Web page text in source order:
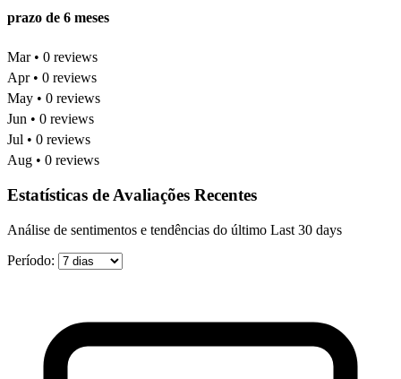
prazo de 6 meses
Mar • 0 reviews
Apr • 0 reviews
May • 0 reviews
Jun • 0 reviews
Jul • 0 reviews
Aug • 0 reviews
Estatísticas de Avaliações Recentes
Análise de sentimentos e tendências do último Last 30 days
Período: